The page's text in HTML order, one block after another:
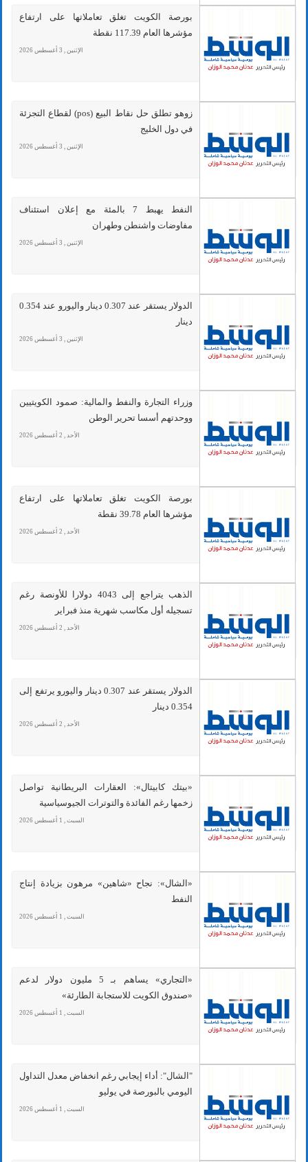
بورصة الكويت تغلق تعاملاتها على ارتفاع
مؤشرها العام 117.39 نقطة
الإثنين , 3 أغسطس 2026
زوهو تطلق حل نقاط البيع (pos) لقطاع التجزئة
في دول الخليج
الإثنين , 3 أغسطس 2026
النفط يهبط 7 بالمئة مع إعلان استئناف
مفاوضات واشنطن وطهران
الإثنين , 3 أغسطس 2026
الدولار يستقر عند 0.307 دينار واليورو عند 0.354
دينار
الإثنين , 3 أغسطس 2026
وزراء التجارة والنفط والمالية: صمود الكويتيين
ووحدتهم أسسا تحرير الوطن
الأحد , 2 أغسطس 2026
بورصة الكويت تغلق تعاملاتها على ارتفاع
مؤشرها العام 39.78 نقطة
الأحد , 2 أغسطس 2026
الذهب يتراجع إلى 4043 دولارا للأونصة رغم
تسجيله أول مكاسب شهرية منذ فبراير
الأحد , 2 أغسطس 2026
الدولار يستقر عند 0.307 دينار واليورو يرتفع إلى
0.354 دينار
الأحد , 2 أغسطس 2026
«بيتك كابيتال»: العقارات البريطانية تواصل
زخمها رغم الفائدة والتوترات الجيوسياسية
السبت , 1 أغسطس 2026
«الشال»: نجاح «شاهين» مرهون بزيادة إنتاج
النفط
السبت , 1 أغسطس 2026
«التجاري» يساهم بـ 5 مليون دولار لدعم
«صندوق الكويت للاستجابة الطارئة»
السبت , 1 أغسطس 2026
"الشال": أداء إيجابي رغم انخفاض معدل التداول
اليومي بالبورصة في يوليو
السبت , 1 أغسطس 2026